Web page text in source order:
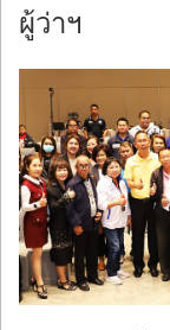
ผู้ว่าฯ